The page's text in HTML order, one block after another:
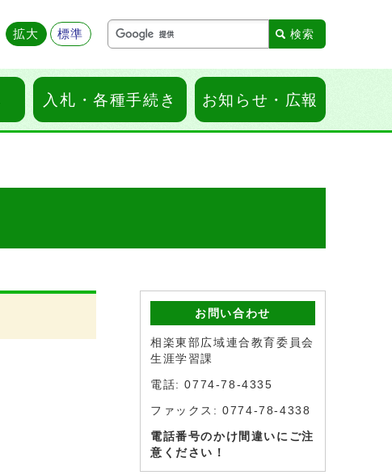
拡大 標準
入札・各種手続き お知らせ・広報
お問い合わせ
相楽東部広域連合教育委員会
生涯学習課
電話: 0774-78-4335
ファックス: 0774-78-4338
電話番号のかけ間違いにご注
意ください！